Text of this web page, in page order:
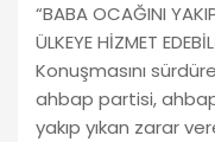
“BABA OCAĞINI
ÜLKEYE HİZMET
Konuşmasını
ahbap partisi,
yakıp yıkan zarar